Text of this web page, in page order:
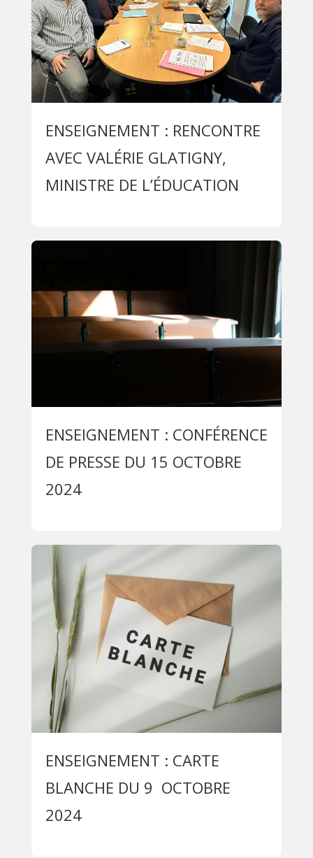
ENSEIGNEMENT : RENCONTRE
AVEC VALÉRIE GLATIGNY,
MINISTRE DE L’ÉDUCATION
ENSEIGNEMENT : CONFÉRENCE
DE PRESSE DU 15 OCTOBRE
2024
ENSEIGNEMENT : CARTE
BLANCHE DU 9 OCTOBRE
2024